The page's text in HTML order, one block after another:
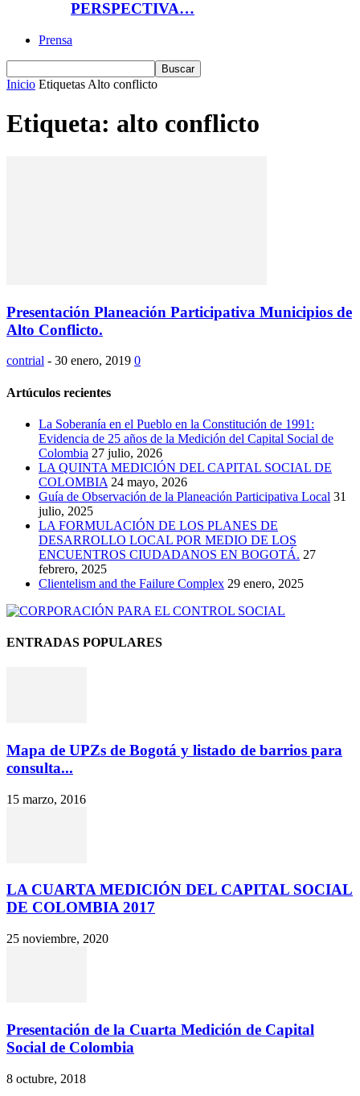
PERSPECTIVA…
Prensa
Inicio Etiquetas Alto conflicto
Etiqueta: alto conflicto
Presentación Planeación Participativa Municipios de
Alto Conflicto.
contrial - 30 enero, 2019 0
Artúculos recientes
La Soberanía en el Pueblo en la Constitución de 1991:
Evidencia de 25 años de la Medición del Capital Social de
Colombia 27 julio, 2026
LA QUINTA MEDICIÓN DEL CAPITAL SOCIAL DE
COLOMBIA 24 mayo, 2026
Guía de Observación de la Planeación Participativa Local 31
julio, 2025
LA FORMULACIÓN DE LOS PLANES DE
DESARROLLO LOCAL POR MEDIO DE LOS
ENCUENTROS CIUDADANOS EN BOGOTÁ. 27
febrero, 2025
Clientelism and the Failure Complex 29 enero, 2025
ENTRADAS POPULARES
Mapa de UPZs de Bogotá y listado de barrios para
consulta...
15 marzo, 2016
LA CUARTA MEDICIÓN DEL CAPITAL SOCIAL
DE COLOMBIA 2017
25 noviembre, 2020
Presentación de la Cuarta Medición de Capital
Social de Colombia
8 octubre, 2018